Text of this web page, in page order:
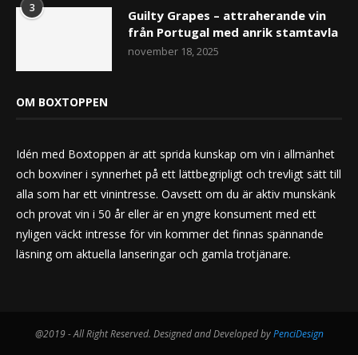
3
Guilty Grapes – attraherande vin
från Portugal med anrik stamtavla
november 18, 2025
OM BOXTOPPEN
Idén med Boxtoppen är att sprida kunskap om vin i allmänhet
och boxviner i synnerhet på ett lättbegripligt och trevligt sätt till
alla som har ett vinintresse. Oavsett om du är aktiv munskänk
och provat vin i 50 år eller är en yngre konsument med ett
nyligen väckt intresse för vin kommer det finnas spännande
läsning om aktuella lanseringar och gamla trotjänare.
@2019 - All Right Reserved. Designed and Developed byPenciDesign